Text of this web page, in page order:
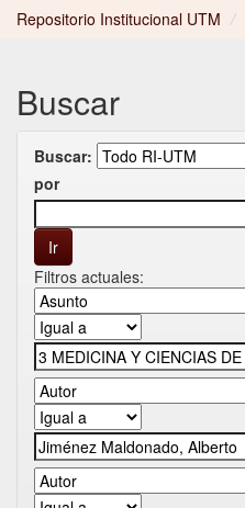
Repositorio Institucional UTM /
Buscar
Buscar:
por
Filtros actuales: